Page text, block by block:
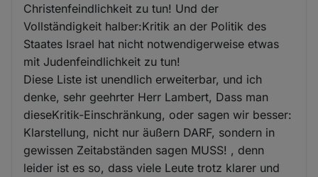
Christenfeindlichkeit zu tun! Und der
Vollständigkeit halber:Kritik an der Politik des
Staates Israel hat nicht notwendigerweise etwas
mit Judenfeindlichkeit zu tun!
Diese Liste ist unendlich erweiterbar, und ich
denke, sehr geehrter Herr Lambert, Dass man
dieseKritik-Einschränkung, oder sagen wir besser:
Klarstellung, nicht nur äußern DARF, sondern in
gewissen Zeitabständen sagen MUSS! , denn
leider ist es so, dass viele Leute trotz klarer und